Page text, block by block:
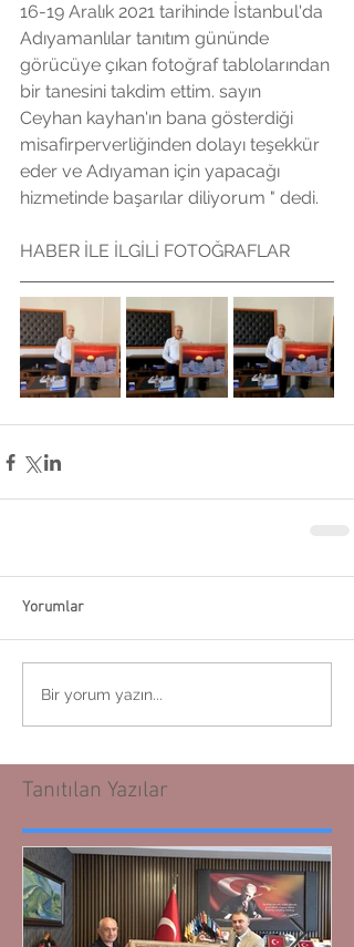
16-19 Aralık 2021 tarihinde İstanbul'da
Adıyamanlılar tanıtım gününde
görücüye çıkan fotoğraf tablolarından
bir tanesini takdim ettim. sayın
Ceyhan kayhan'ın bana gösterdiği
misafirperverliğinden dolayı teşekkür
eder ve Adıyaman için yapacağı
hizmetinde başarılar diliyorum " dedi.
HABER İLE İLGİLİ FOTOĞRAFLAR
Yorumlar
Bir yorum yazın...
Tanıtılan Yazılar